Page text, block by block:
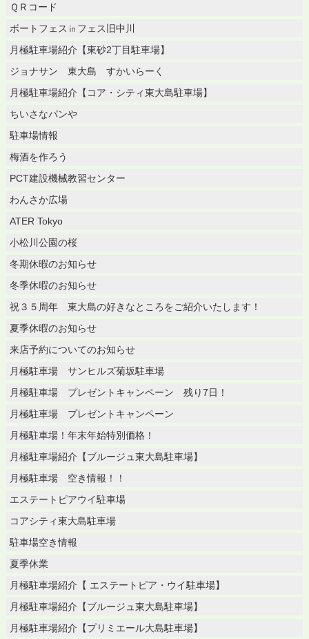
ＱＲコード
ボートフェス㏌フェス旧中川
月極駐車場紹介【東砂2丁目駐車場】
ジョナサン 東大島 すかいらーく
月極駐車場紹介【コア・シティ東大島駐車場】
ちいさなパンや
駐車場情報
梅酒を作ろう
PCT建設機械教習センター
わんさか広場
ATER Tokyo
小松川公園の桜
冬期休暇のお知らせ
冬季休暇のお知らせ
祝３５周年 東大島の好きなところをご紹介いたします！
夏季休暇のお知らせ
来店予約についてのお知らせ
月極駐車場 サンヒルズ菊坂駐車場
月極駐車場 プレゼントキャンペーン 残り7日！
月極駐車場 プレゼントキャンペーン
月極駐車場！年末年始特別価格！
月極駐車場紹介【ブルージュ東大島駐車場】
月極駐車場 空き情報！！
エステートピアウイ駐車場
コアシティ東大島駐車場
駐車場空き情報
夏季休業
月極駐車場紹介【 エステートピア・ウイ駐車場】
月極駐車場紹介【ブルージュ東大島駐車場】
月極駐車場紹介【プリミエール大島駐車場】